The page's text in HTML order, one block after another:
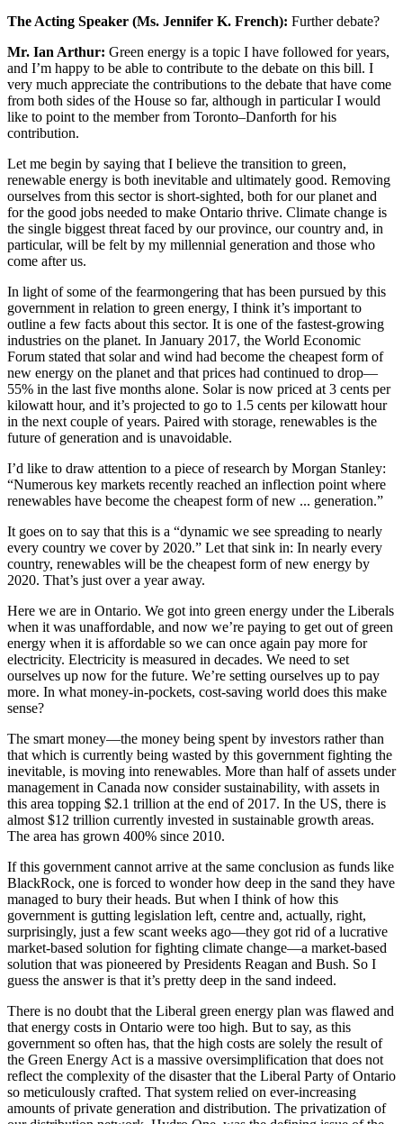
The Acting Speaker (Ms. Jennifer K. French): Further debate?
Mr. Ian Arthur: Green energy is a topic I have followed for years,
and I’m happy to be able to contribute to the debate on this bill. I
very much appreciate the contributions to the debate that have come
from both sides of the House so far, although in particular I would
like to point to the member from Toronto–Danforth for his
contribution.
Let me begin by saying that I believe the transition to green,
renewable energy is both inevitable and ultimately good. Removing
ourselves from this sector is short-sighted, both for our planet and
for the good jobs needed to make Ontario thrive. Climate change is
the single biggest threat faced by our province, our country and, in
particular, will be felt by my millennial generation and those who
come after us.
In light of some of the fearmongering that has been pursued by this
government in relation to green energy, I think it’s important to
outline a few facts about this sector. It is one of the fastest-growing
industries on the planet. In January 2017, the World Economic
Forum stated that solar and wind had become the cheapest form of
new energy on the planet and that prices had continued to drop—
55% in the last five months alone. Solar is now priced at 3 cents per
kilowatt hour, and it’s projected to go to 1.5 cents per kilowatt hour
in the next couple of years. Paired with storage, renewables is the
future of generation and is unavoidable.
I’d like to draw attention to a piece of research by Morgan Stanley:
“Numerous key markets recently reached an inflection point where
renewables have become the cheapest form of new ... generation.”
It goes on to say that this is a “dynamic we see spreading to nearly
every country we cover by 2020.” Let that sink in: In nearly every
country, renewables will be the cheapest form of new energy by
2020. That’s just over a year away.
Here we are in Ontario. We got into green energy under the Liberals
when it was unaffordable, and now we’re paying to get out of green
energy when it is affordable so we can once again pay more for
electricity. Electricity is measured in decades. We need to set
ourselves up now for the future. We’re setting ourselves up to pay
more. In what money-in-pockets, cost-saving world does this make
sense?
The smart money—the money being spent by investors rather than
that which is currently being wasted by this government fighting the
inevitable, is moving into renewables. More than half of assets under
management in Canada now consider sustainability, with assets in
this area topping $2.1 trillion at the end of 2017. In the US, there is
almost $12 trillion currently invested in sustainable growth areas.
The area has grown 400% since 2010.
If this government cannot arrive at the same conclusion as funds like
BlackRock, one is forced to wonder how deep in the sand they have
managed to bury their heads. But when I think of how this
government is gutting legislation left, centre and, actually, right,
surprisingly, just a few scant weeks ago—they got rid of a lucrative
market-based solution for fighting climate change—a market-based
solution that was pioneered by Presidents Reagan and Bush. So I
guess the answer is that it’s pretty deep in the sand indeed.
There is no doubt that the Liberal green energy plan was flawed and
that energy costs in Ontario were too high. But to say, as this
government so often has, that the high costs are solely the result of
the Green Energy Act is a massive oversimplification that does not
reflect the complexity of the disaster that the Liberal Party of Ontario
so meticulously crafted. That system relied on ever-increasing
amounts of private generation and distribution. The privatization of